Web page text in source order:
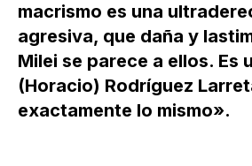
macrismo es una
agresiva, que daña y
Milei se parece a ellos. Es
(Horacio) Rodríguez
exactamente lo mismo».